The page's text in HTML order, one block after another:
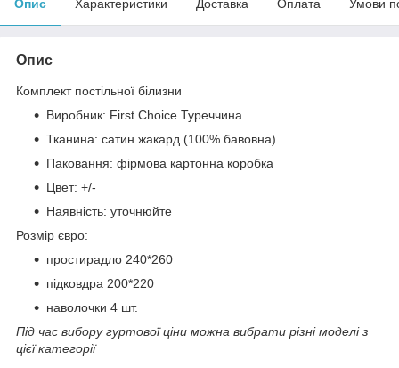
Опис Характеристики Доставка Оплата Умови
Опис
Комплект постільної білизни
Виробник: First Choice Туреччина
Тканина: сатин жакард (100% бавовна)
Паковання: фірмова картонна коробка
Цвет: +/-
Наявність: уточнюйте
Розмір євро:
простирадло 240*260
підковдра 200*220
наволочки 4 шт.
Під час вибору гуртової ціни можна вибрати різні моделі з
цієї категорії